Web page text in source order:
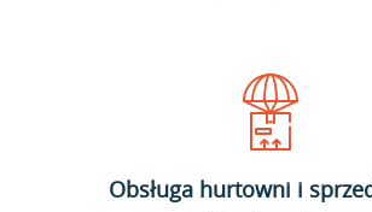
Obsługa hurtowni i